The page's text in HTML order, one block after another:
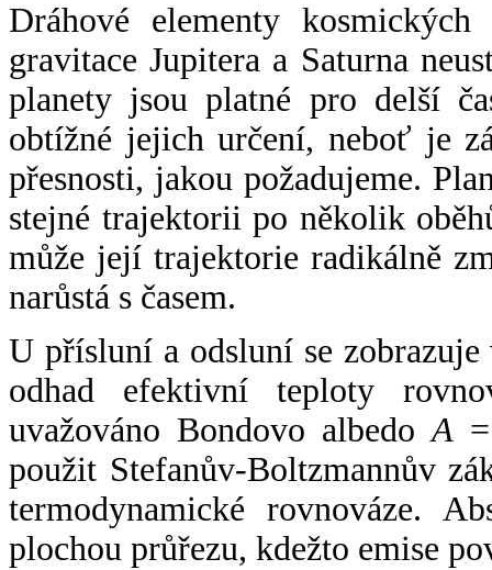
Dráhové elementy
gravitace Jupitera a Saturna
planety jsou platné pro delší
obtížné jejich určení, neboť je
přesnosti, jakou požadujeme.
stejné trajektorii po několik
může její trajektorie radikálně
narůstá s časem.
U přísluní a odsluní se
odhad efektivní teploty
uvažováno Bondovo albedoA
použit Stefanův-Boltzmannův
termodynamické rovnováze.
plochou průřezu, kdežto emise